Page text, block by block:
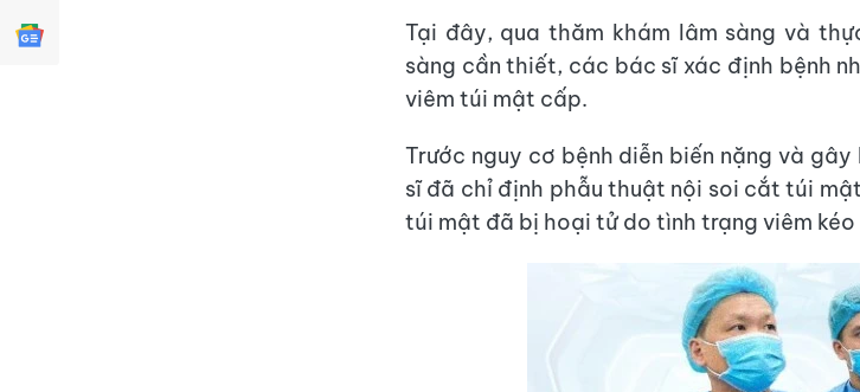
Tại đây, qua thăm khám lâm sàng và
sàng cần thiết, các bác sĩ xác định bệnh
viêm túi mật cấp.
Trước nguy cơ bệnh diễn biến nặng và
sĩ đã chỉ định phẫu thuật nội soi cắt túi
túi mật đã bị hoại tử do tình trạng viêm kéo